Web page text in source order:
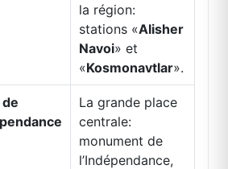
la région:
stations «Alisher
Navoi» et
«Kosmonavtlar».
de
La grande place
centrale:
monument de
l’Indépendance,